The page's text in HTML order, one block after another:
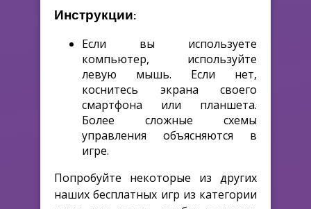
Инструкции:
Если вы используете
компьютер, используйте
левую мышь. Если нет,
коснитесь экрана своего
смартфона или планшета.
Более сложные схемы
управления объясняются в
игре.
Попробуйте некоторые из других
наших бесплатных игр из категории